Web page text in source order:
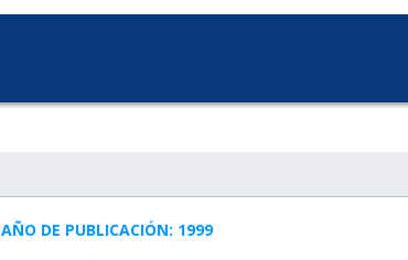
AÑO DE PUBLICACIÓN: 1999